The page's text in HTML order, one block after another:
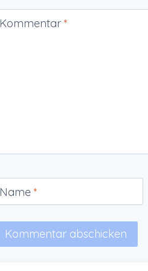
Kommentar *
Name *